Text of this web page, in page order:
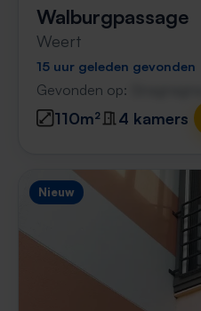
Walburgpassage
Weert
15 uur geleden gevonden
Gevonden op:
110m² 4 kamers
Nieuw